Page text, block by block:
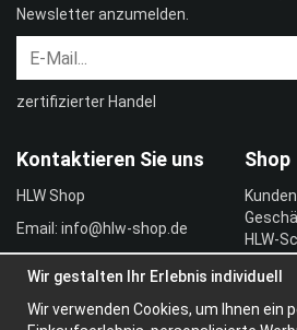
Kontaktieren Sie uns
HLW Shop
Email: info@hlw-shop.de
Shop
HLW-
Newsletter anzumelden.
zertifizierter Handel
Wir gestalten Ihr Erlebnis individuell
Wir verwenden Cookies, um Ihnen ein